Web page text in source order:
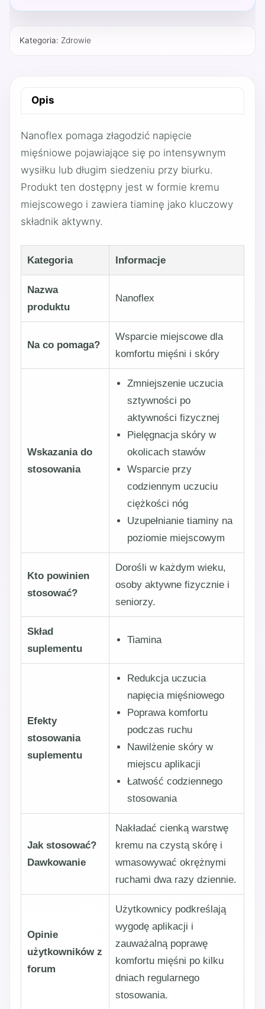
Kategoria: Zdrowie
Opis
Nanoflex pomaga złagodzić napięcie
mięśniowe pojawiające się po intensywnym
wysiłku lub długim siedzeniu przy biurku.
Produkt ten dostępny jest w formie kremu
miejscowego i zawiera tiaminę jako kluczowy
składnik aktywny.
Kategoria Informacje
Nazwa
produktu
Nanoflex
Na co pomaga?
Wsparcie miejscowe dla
komfortu mięśni i skóry
Wskazania do
stosowania
Zmniejszenie uczucia
sztywności po
aktywności fizycznej
Pielęgnacja skóry w
okolicach stawów
Wsparcie przy
codziennym uczuciu
ciężkości nóg
Uzupełnianie tiaminy na
poziomie miejscowym
Kto powinien
stosować?
Dorośli w każdym wieku,
osoby aktywne fizycznie i
seniorzy.
Skład
suplementu
Tiamina
Efekty
stosowania
suplementu
Redukcja uczucia
napięcia mięśniowego
Poprawa komfortu
podczas ruchu
Nawilżenie skóry w
miejscu aplikacji
Łatwość codziennego
stosowania
Jak stosować?
Dawkowanie
Nakładać cienką warstwę
kremu na czystą skórę i
wmasowywać okrężnymi
ruchami dwa razy dziennie.
Opinie
użytkowników z
forum
Użytkownicy podkreślają
wygodę aplikacji i
zauważalną poprawę
komfortu mięśni po kilku
dniach regularnego
stosowania.